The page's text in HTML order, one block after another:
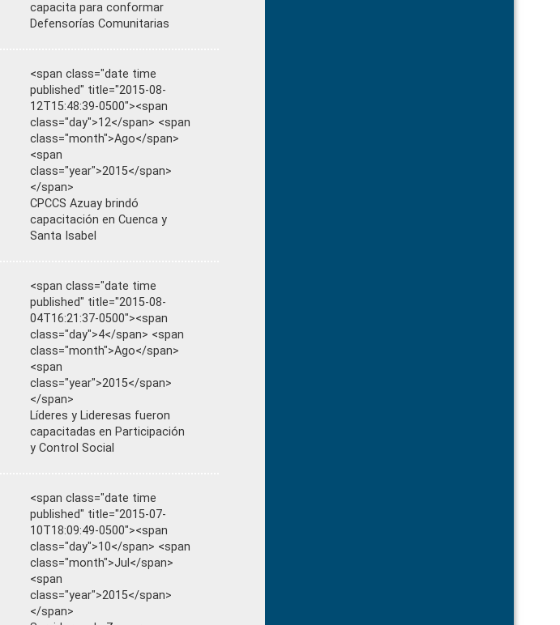
capacita para conformar
Defensorías Comunitarias
<span class="date time
published" title="2015-08-
12T15:48:39-0500"><span
class="day">12</span> <span
class="month">Ago</span>
<span
class="year">2015</span>
</span>
CPCCS Azuay brindó
capacitación en Cuenca y
Santa Isabel
<span class="date time
published" title="2015-08-
04T16:21:37-0500"><span
class="day">4</span> <span
class="month">Ago</span>
<span
class="year">2015</span>
</span>
Líderes y Lideresas fueron
capacitadas en Participación
y Control Social
<span class="date time
published" title="2015-07-
10T18:09:49-0500"><span
class="day">10</span> <span
class="month">Jul</span>
<span
class="year">2015</span>
</span>